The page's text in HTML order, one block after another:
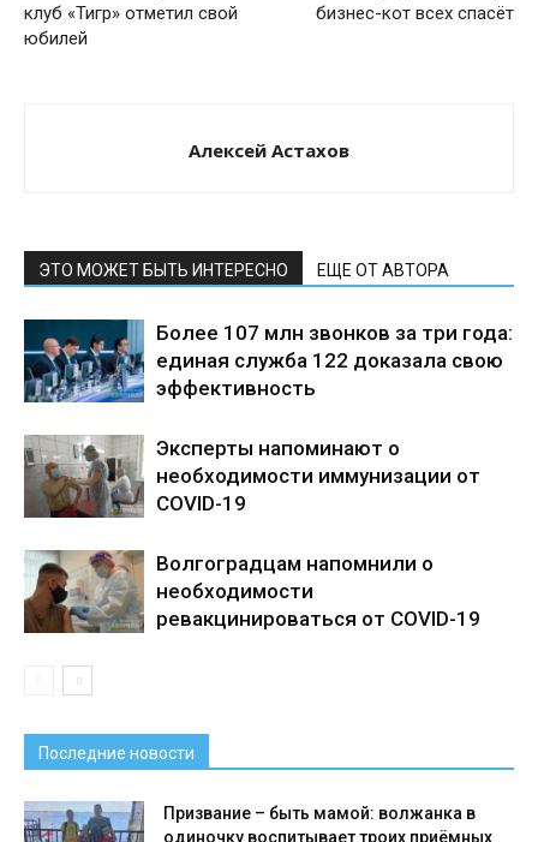
клуб «Тигр» отметил свой
юбилей
бизнес-кот всех спасёт
Алексей Астахов
ЭТО МОЖЕТ БЫТЬ ИНТЕРЕСНО ЕЩЕ ОТ АВТОРА
Более 107 млн звонков за три года:
единая служба 122 доказала свою
эффективность
Эксперты напоминают о
необходимости иммунизации от
COVID-19
Волгоградцам напомнили о
необходимости
ревакцинироваться от COVID-19
Последние новости
Призвание – быть мамой: волжанка в
одиночку воспитывает троих приёмных